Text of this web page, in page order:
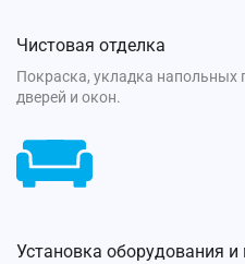
Чистовая отделка
Покраска, укладка
дверей и окон.
Установка оборудования и